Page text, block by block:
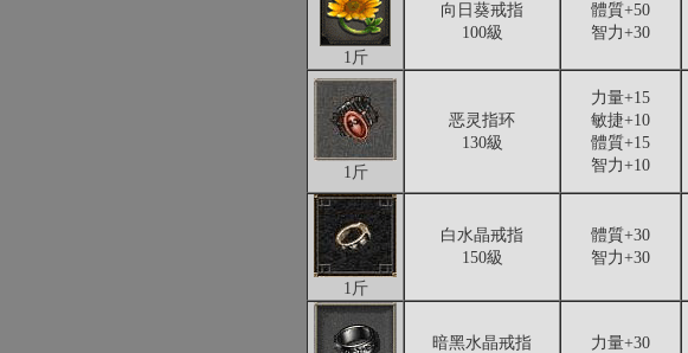
1斤
向日葵戒指
100級
體質+50
智力+30
1斤
恶灵指环
130級
力量+15
敏捷+10
體質+15
智力+10
1斤
白水晶戒指
150級
體質+30
智力+30
暗黑水晶戒指
力量+30